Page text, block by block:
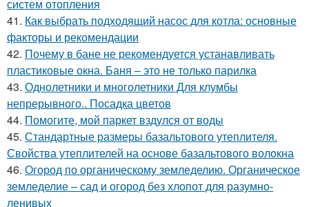
систем отопления
41. Как выбрать подходящий насос для котла: основные
факторы и рекомендации
42. Почему в бане не рекомендуется устанавливать
пластиковые окна. Баня – это не только парилка
43. Однолетники и многолетники Для клумбы
непрерывного.. Посадка цветов
44. Помогите, мой паркет вздулся от воды
45. Стандартные размеры базальтового утеплителя.
Свойства утеплителей на основе базальтового волокна
46. Огород по органическому земледелию. Органическое
земледелие – сад и огород без хлопот для разумно-
ленивых